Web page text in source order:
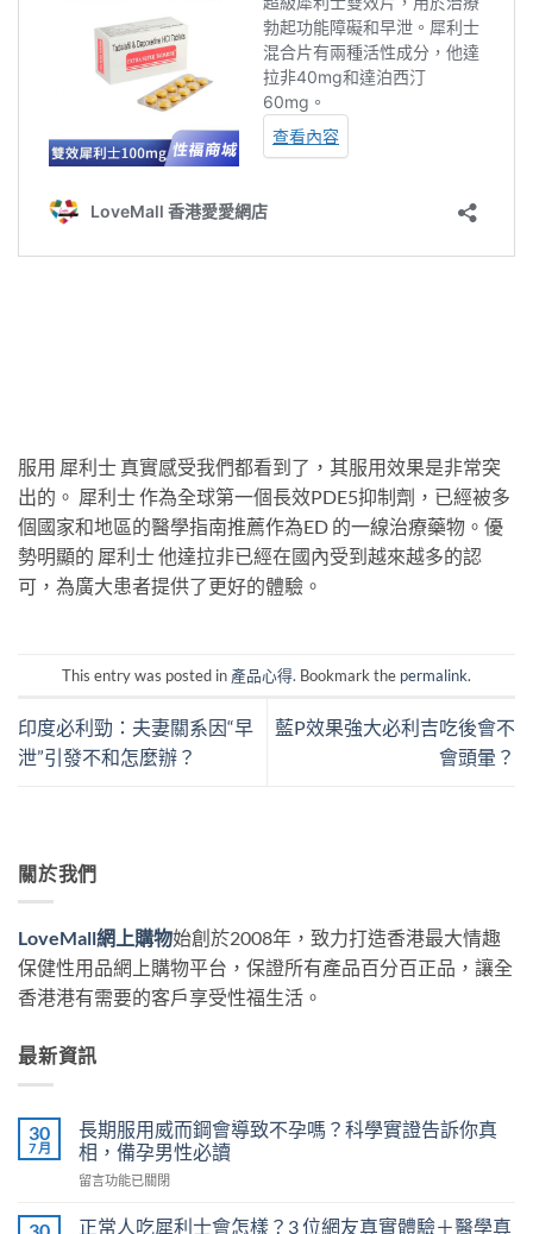
服用 犀利士 真實感受我們都看到了，其服用效果是非常突
出的。 犀利士 作為全球第一個長效PDE5抑制劑，已經被多
個國家和地區的醫學指南推薦作為ED 的一線治療藥物。優
勢明顯的 犀利士 他達拉非已經在國內受到越來越多的認
可，為廣大患者提供了更好的體驗。
This entry was posted in 產品心得. Bookmark the permalink.
印度必利勁：夫妻關系因“早
泄”引發不和怎麼辦？
藍P效果強大必利吉吃後會不
會頭暈？
關於我們
LoveMall網上購物始創於2008年，致力打造香港最大情趣
保健性用品網上購物平台，保證所有產品百分百正品，讓全
香港港有需要的客戶享受性福生活。
最新資訊
30
7 月
長期服用威而鋼會導致不孕嗎？科學實證告訴你真
相，備孕男性必讀
在
期
留言功能已關閉
30
正常人吃犀利士會怎樣？3 位網友真實體驗＋醫學真